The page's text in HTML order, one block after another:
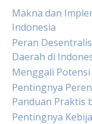
Makna dan
Indonesia
Peran
Daerah di
Menggali
Pentingnya
Panduan Praktis
Pentingnya